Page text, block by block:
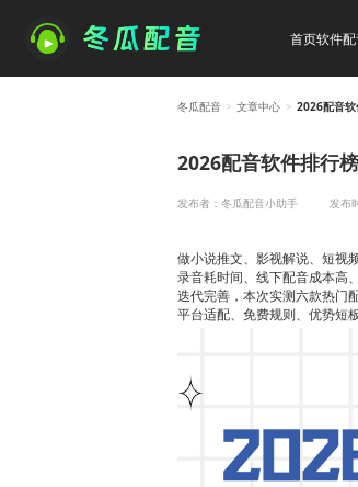
首页软件
冬瓜配音 > 文章中心 > 2026配音软
2026配音软件排行
发布者：冬瓜配音小助手 发布
做小说推文、影视解说、短视
录音耗时间、线下配音成本高
迭代完善，本次实测六款热门
平台适配、免费规则、优势短